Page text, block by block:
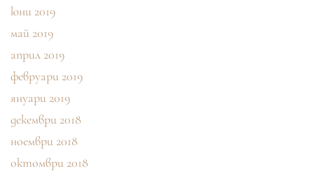
юни 2019
май 2019
април 2019
февруари 2019
януари 2019
декември 2018
ноември 2018
октомври 2018